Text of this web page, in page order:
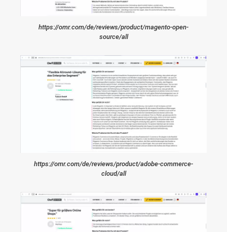
https://omr.com/de/reviews/product/magento-open-
source/all
https://omr.com/de/reviews/product/adobe-commerce-
cloud/all